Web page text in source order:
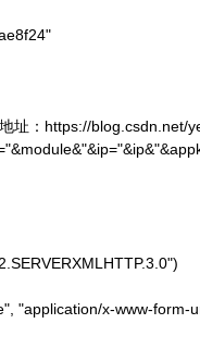
址：https://blog.csdn.net/
"application/x-www-form-